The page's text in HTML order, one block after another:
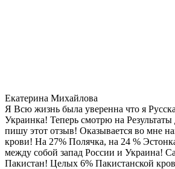
Екатерина Михайлова
Я Всю жизнь была уверенна что я
Украинка! Теперь смотрю на
пишу этот отзыв! Оказывается во мне
крови! На 27% Полячка, на 24 %
между собой запад России и Украина!
Пакистан! Целых 6% Пакистанской